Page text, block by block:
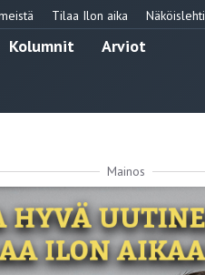
Tilaa Ilon aika Näköislehti
Kolumnit
Arviot
Mainos